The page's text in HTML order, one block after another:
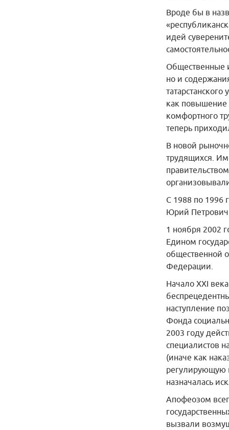
Вроде бы в
идей
Общественные
но и
как повышение
комфортного
теперь
В новой
трудящихся.
С 1988 по 1996
Юрий Петрович
1 ноября 2002
Едином
общественной
Федерации.
Начало XXI
наступление
Фонда
2003 году
специалистов
(иначе как
регулирующую
назначалась
Апофеозом
вызвали